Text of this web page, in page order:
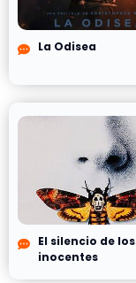
La Odisea
El silencio de los
inocentes